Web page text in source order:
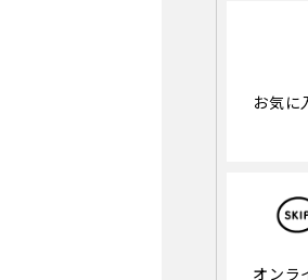
お気に
オンラ